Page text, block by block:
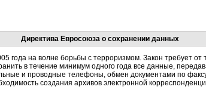
Директива Евросоюза о сохранении данных
года на волне борьбы с терроризмом. Закон требует
в течение минимум одного года все данные,
и проводные телефоны, обмен документами по
создания архивов электронной